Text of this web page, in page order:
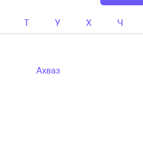
Т У Х Ч
Ахваз